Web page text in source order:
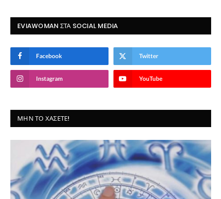
EVIAWOMAN ΣΤΑ SOCIAL MEDIA
Facebook Twitter
Instagram YouTube
ΜΗΝ ΤΟ ΧΆΣΕΤΕ!